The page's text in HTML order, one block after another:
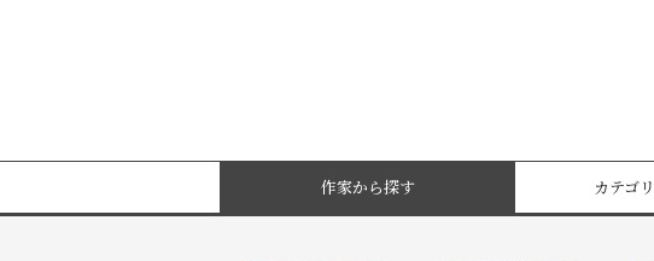
作家から探す カテゴ